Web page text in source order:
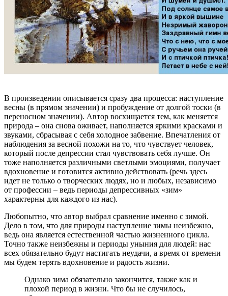
В произведении описывается сразу два процесса: наступление
весны (в прямом значении) и пробуждение от долгой тоски (в
переносном значении). Автор восхищается тем, как меняется
природа – она снова оживает, наполняется яркими красками и
звуками, сбрасывая с себя холодное забвение. Впечатления от
наблюдения за весной похожи на то, что чувствует человек,
который после депрессии стал чувствовать себя лучше. Он
тоже наполняется различными светлыми эмоциями, получает
вдохновение и готовится активно действовать (речь здесь
идет не только о творческих людях, но и любых, независимо
от профессии – ведь периоды депрессивных «зим»
характерны для каждого из нас).
Любопытно, что автор выбрал сравнение именно с зимой.
Дело в том, что для природы наступление зимы неизбежно,
ведь она является естественной частью жизненного цикла.
Точно также неизбежны и периоды уныния для людей: нас
всех обязательно будут настигать неудачи, а время от времени
мы будем терять вдохновение и радость жизни.
Однако зима обязательно закончится, также как и
плохой период в жизни. Что бы не случилось,